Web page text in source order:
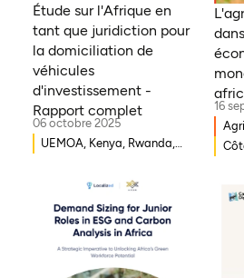
Étude sur l'Afrique en
tant que juridiction pour
la domiciliation de
véhicules
d'investissement -
Rapport complet
06 octobre 2025
UEMOA, Kenya, Rwanda,
Bissau, Djibouti,
Mozambique, Égypte,
Bénin, Ghana, Sénégal,
Zambie, Ouganda, Côte
d'Ivoire, Sierra Leone,
16